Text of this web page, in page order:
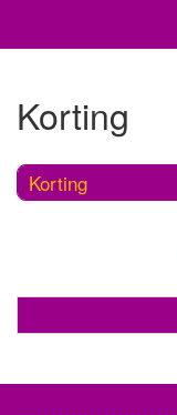
Korting
Korting